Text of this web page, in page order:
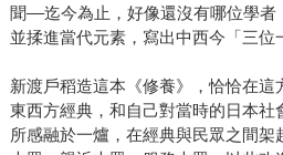
聞––迄今為止，好像還沒有哪位學
並揉進當代元素，寫出中西今「三位
新渡戶稻造這本《修養》，恰恰在
東西方經典，和自己對當時的日本社
所感融於一爐，在經典與民眾之間架